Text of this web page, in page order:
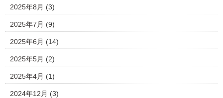
2025年8月 (3)
2025年7月 (9)
2025年6月 (14)
2025年5月 (2)
2025年4月 (1)
2024年12月 (3)